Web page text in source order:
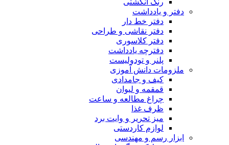
رنگ انگشتی
دفتر و یادداشت
دفتر خط دار
دفتر نقاشی و طراحی
دفتر کلاسوری
دفترچه یادداشت
پلنر و تودولیست
ملزومات دانش آموزی
کیف و جامدادی
قمقمه و لیوان
چراغ مطالعه و ساعت
ظرف غذا
میز تحریر و وایت برد
لوازم کاردستی
ابزار رسم و مهندسی